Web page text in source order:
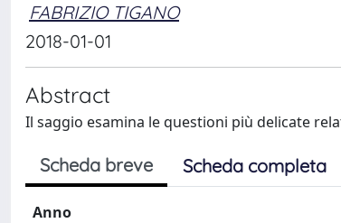
FABRIZIO TIGANO
2018-01-01
Abstract
Il saggio esamina le questioni più delicate
Scheda breve Scheda completa
Anno